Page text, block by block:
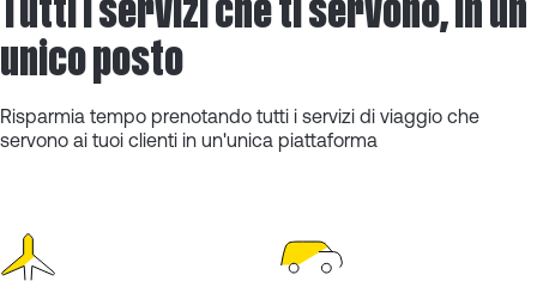
unico posto
Risparmia tempo prenotando tutti i servizi di viaggio che
servono ai tuoi clienti in un'unica piattaforma